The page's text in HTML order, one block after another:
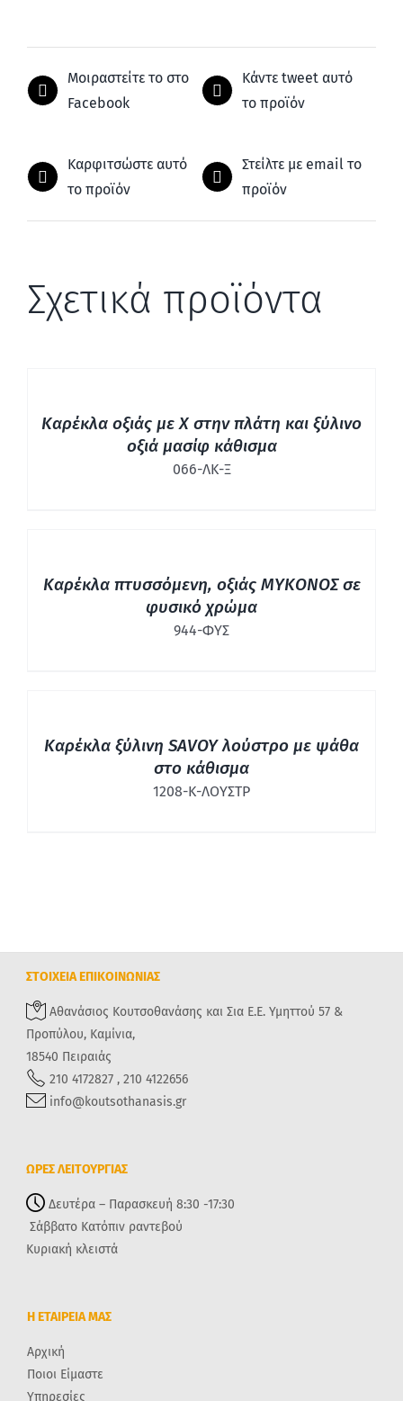
Μοιραστείτε το στο
Facebook
Κάντε tweet αυτό
το προϊόν
Καρφιτσώστε αυτό
το προϊόν
Στείλτε με email το
προϊόν
Σχετικά προϊόντα
Καρέκλα οξιάς με Χ στην πλάτη και ξύλινο
οξιά μασίφ κάθισμα
066-ΛΚ-Ξ
Καρέκλα πτυσσόμενη, οξιάς ΜΥΚΟΝΟΣ σε
φυσικό χρώμα
944-ΦΥΣ
Καρέκλα ξύλινη SAVOY λούστρο με ψάθα
στο κάθισμα
1208-Κ-ΛΟΥΣΤΡ
ΣΤΟΙΧΕΙΑ ΕΠΙΚΟΙΝΩΝΙΑΣ
Αθανάσιος Κουτσοθανάσης και Σια Ε.Ε. Υμηττού 57 &
Προπύλου, Καμίνια,
18540 Πειραιάς
210 4172827 , 210 4122656
info@koutsothanasis.gr
ΩΡΕΣ ΛΕΙΤΟΥΡΓΙΑΣ
Δευτέρα – Παρασκευή 8:30 -17:30
Σάββατο Κατόπιν ραντεβού
Κυριακή κλειστά
Η ΕΤΑΙΡΕΙΑ ΜΑΣ
Αρχική
Ποιοι Είμαστε
Υπηρεσίες